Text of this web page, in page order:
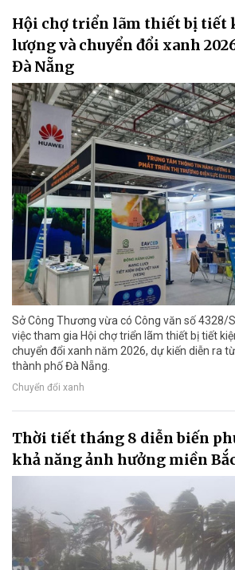
Hội chợ triển lãm thiết bị tiết
lượng và chuyển đổi xanh
Đà Nẵng
Sở Công Thương vừa có Công văn số 4328/
việc tham gia Hội chợ triển lãm thiết bị tiết
chuyển đổi xanh năm 2026, dự kiến diễn ra
thành phố Đà Nẵng.
Chuyển đổi xanh
Thời tiết tháng 8 diễn biến
khả năng ảnh hưởng miền